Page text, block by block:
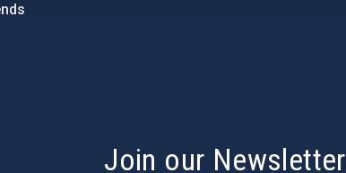
Join our Newsletter